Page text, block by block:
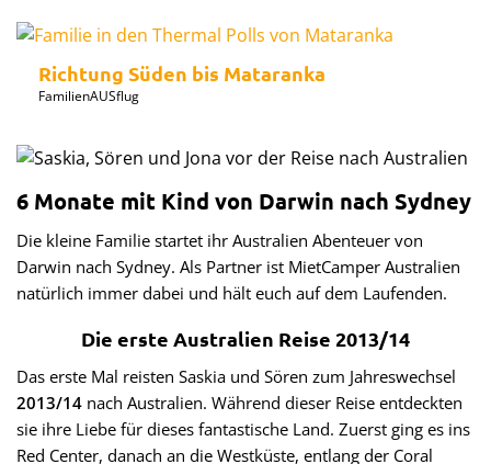
Richtung Süden bis Mataranka
FamilienAUSflug
6 Monate mit Kind von Darwin nach Sydney
Die kleine Familie startet ihr Australien Abenteuer von
Darwin nach Sydney. Als Partner ist MietCamper Australien
natürlich immer dabei und hält euch auf dem Laufenden.
Die erste Australien Reise 2013/14
Das erste Mal reisten Saskia und Sören zum Jahreswechsel
2013/14 nach Australien. Während dieser Reise entdeckten
sie ihre Liebe für dieses fantastische Land. Zuerst ging es ins
Red Center, danach an die Westküste, entlang der Coral